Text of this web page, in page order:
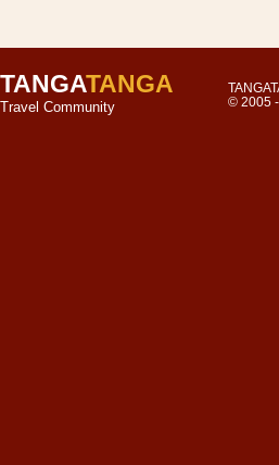
TANGATANGA
Travel Community
© 2005